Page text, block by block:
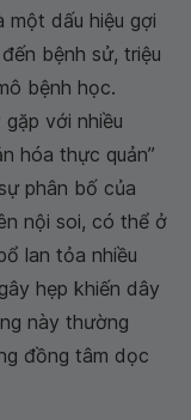
dấu hiệu gợi
bệnh sử, triệu
bệnh học.
với nhiều
hóa thực quản”
phân bố của
nội soi, có thể ở
lan tỏa nhiều
hẹp khiến dây
này thường
đồng tâm dọc